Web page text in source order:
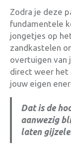
Zodra je deze
fundamentele
jongetjes op
zandkastelen
overtuigen van
direct weer het
jouw eigen
Dat is de
aanwezig
laten